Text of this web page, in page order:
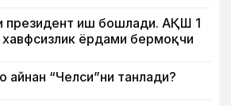
президент иш бошлади. АҚШ 1
ёрдами бермоқчи
айнан “Челси”ни танлади?